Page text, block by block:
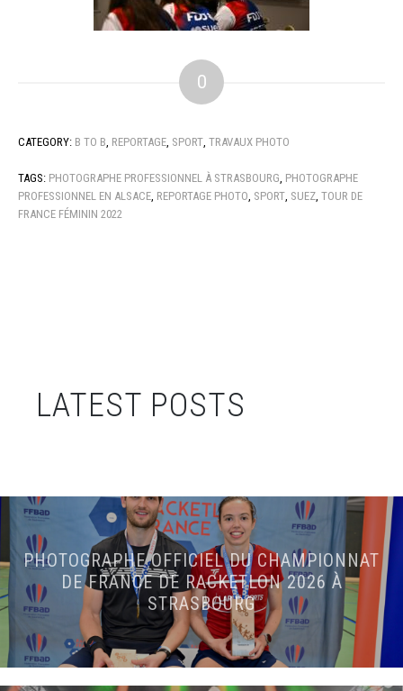
0
CATEGORY: B TO B, REPORTAGE, SPORT, TRAVAUX PHOTO
TAGS: PHOTOGRAPHE PROFESSIONNEL À STRASBOURG, PHOTOGRAPHE
PROFESSIONNEL EN ALSACE, REPORTAGE PHOTO, SPORT, SUEZ, TOUR DE
FRANCE FÉMININ 2022
LATEST POSTS
PHOTOGRAPHE OFFICIEL DU CHAMPIONNAT
DE FRANCE DE RACKETLON 2026 À
STRASBOURG